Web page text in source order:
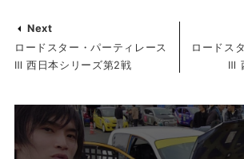
Next
ロードスター・パーティレース
Ⅲ 西日本シリーズ第2戦
ロードス
Ⅲ